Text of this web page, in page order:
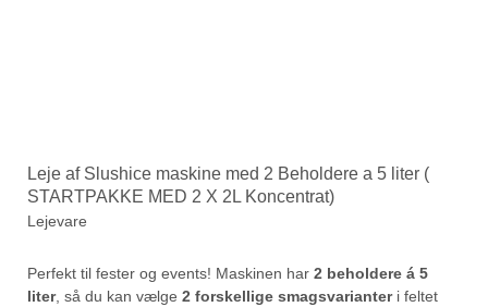
Leje af Slushice maskine med 2 Beholdere a 5 liter (
STARTPAKKE MED 2 X 2L Koncentrat)
Lejevare
Perfekt til fester og events! Maskinen har 2 beholdere á 5
liter, så du kan vælge 2 forskellige smagsvarianteri feltet